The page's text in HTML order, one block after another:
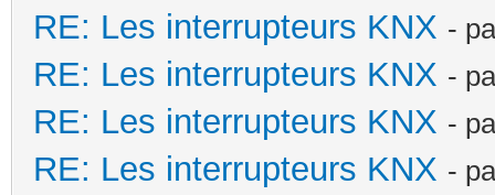
RE: Les interrupteurs KNX -
RE: Les interrupteurs KNX -
RE: Les interrupteurs KNX -
RE: Les interrupteurs KNX -